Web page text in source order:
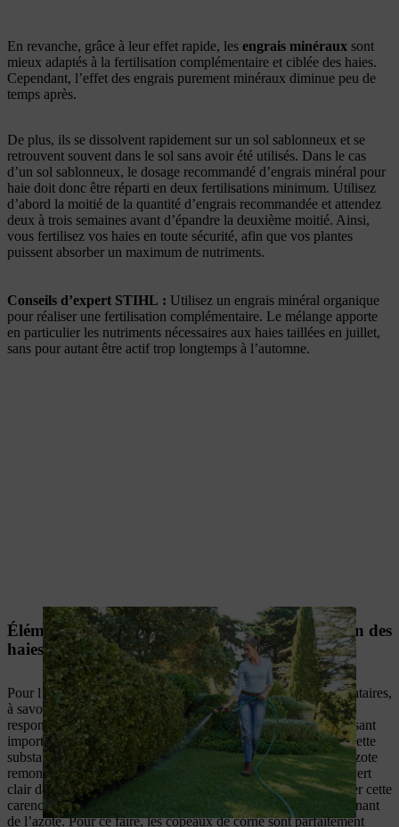
En revanche, grâce à leur effet rapide, les engrais minéraux sont
mieux adaptés à la fertilisation complémentaire et ciblée des haies.
Cependant, l’effet des engrais purement minéraux diminue peu de
temps après.
De plus, ils se dissolvent rapidement sur un sol sablonneux et se
retrouvent souvent dans le sol sans avoir été utilisés. Dans le cas
d’un sol sablonneux, le dosage recommandé d’engrais minéral pour
haie doit donc être réparti en deux fertilisations minimum. Utilisez
d’abord la moitié de la quantité d’engrais recommandée et attendez
deux à trois semaines avant d’épandre la deuxième moitié. Ainsi,
vous fertilisez vos haies en toute sécurité, afin que vos plantes
puissent absorber un maximum de nutriments.
Conseils d’expert STIHL : Utilisez un engrais minéral organique
pour réaliser une fertilisation complémentaire. Le mélange apporte
en particulier les nutriments nécessaires aux haies taillées en juillet,
sans pour autant être actif trop longtemps à l’automne.
Éléments nutritifs importants pour la fertilisation des
haies
Pour l’essentiel, les haies ont besoin de trois nutriments élémentaires,
à savoir l’azote, le phosphore et le potassium. L’azote est
responsable de la croissance en hauteur et constitue un composant
important des protéines pour obtenir des feuilles bien vertes. Cette
substance est très mobile dans la plante. En cas de carence, l’azote
remonte vers les feuilles supérieures. Il en résulte des feuilles vert
clair dans la partie inférieure de la plante. Vous pouvez combler cette
carence en azote en fertilisant votre haie avec un engrais contenant
de l’azote. Pour ce faire, les copeaux de corne sont parfaitement